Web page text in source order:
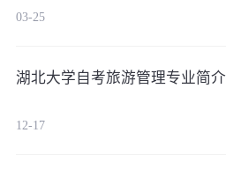
03-25
湖北大学自考旅游管理专业简介
12-17